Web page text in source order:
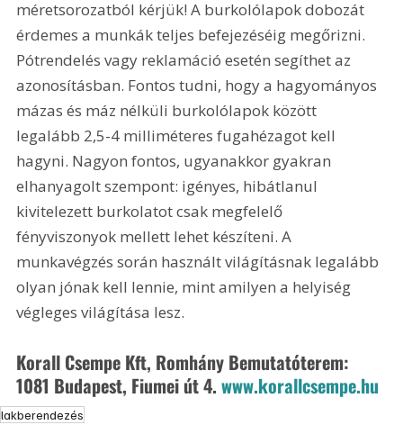
méretsorozatból kérjük! A burkolólapok dobozát
érdemes a munkák teljes befejezéséig megőrizni.
Pótrendelés vagy reklamáció esetén segíthet az
azonosításban. Fontos tudni, hogy a hagyományos
mázas és máz nélküli burkolólapok között
legalább 2,5-4 milliméteres fugahézagot kell
hagyni. Nagyon fontos, ugyanakkor gyakran
elhanyagolt szempont: igényes, hibátlanul
kivitelezett burkolatot csak megfelelő
fényviszonyok mellett lehet készíteni. A
munkavégzés során használt világításnak legalább
olyan jónak kell lennie, mint amilyen a helyiség
végleges világítása lesz.
Korall Csempe Kft, Romhány Bemutatóterem:
1081 Budapest, Fiumei út 4. www.korallcsempe.hu
lakberendezés